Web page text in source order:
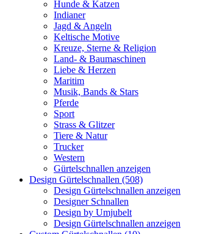
Hunde & Katzen
Indianer
Jagd & Angeln
Keltische Motive
Kreuze, Sterne & Religion
Land- & Baumaschinen
Liebe & Herzen
Maritim
Musik, Bands & Stars
Pferde
Sport
Strass & Glitzer
Tiere & Natur
Trucker
Western
Gürtelschnallen anzeigen
Design Gürtelschnallen (508)
Design Gürtelschnallen anzeigen
Designer Schnallen
Design by Umjubelt
Design Gürtelschnallen anzeigen